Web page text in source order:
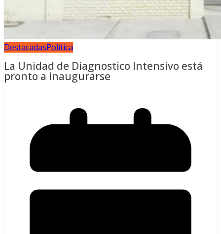
DestacadasPolítica
La Unidad de Diagnostico Intensivo está
pronto a inaugurarse